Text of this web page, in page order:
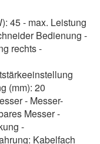
45 - max. Leistung
Bedienung -
rechts -
(mm): 20
- Messer-
Messer -
-
Kabelfach